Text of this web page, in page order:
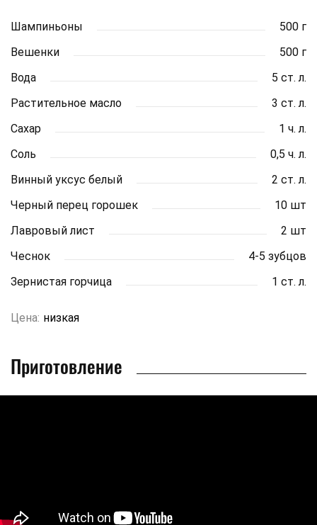
Шампиньоны
500 г
Вешенки
500 г
Вода
5 ст. л.
Растительное масло
3 ст. л.
Сахар
1 ч. л.
Соль
0,5 ч. л.
Винный уксус белый
2 ст. л.
Черный перец горошек
10 шт
Лавровый лист
2 шт
Чеснок
4-5 зубцов
Зернистая горчица
1 ст. л.
Цена: низкая
Приготовление